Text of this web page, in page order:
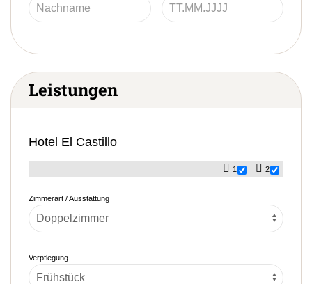
Leistungen
Hotel El Castillo
1 2
Zimmerart / Ausstattung
Verpflegung